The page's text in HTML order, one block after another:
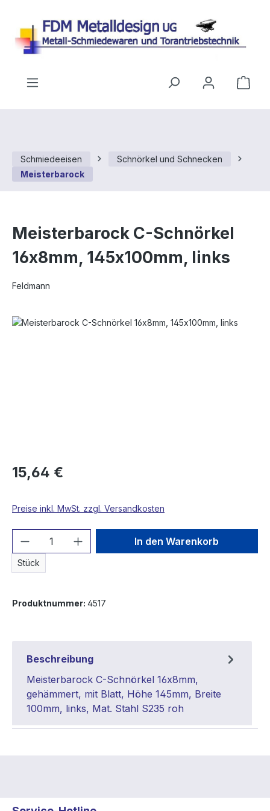
Schmiedeeisen
Schnörkel und Schnecken
Meisterbarock
Meisterbarock C-Schnörkel
16x8mm, 145x100mm, links
Feldmann
Bildergalerie überspringen
15,64 €
Preise inkl. MwSt. zzgl. Versandkosten
Produkt Anzahl: Gib den
Stück
In den Warenkorb
Produktnummer: 4517
Beschreibung
Meisterbarock C-Schnörkel 16x8mm,
gehämmert, mit Blatt, Höhe 145mm, Breite
100mm, links, Mat. Stahl S235 roh